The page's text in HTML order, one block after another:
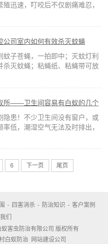
殖迅速，叮咬后不仅剧痛难忍，
公司室内如何有效杀灭蚊蝇
蚊子苍蝇，一拍即中；灭蚊灯利
杀灭蚊蝇；粘蝇纸、粘蝇带可放
所——卫生间容易有白蚁的几个
隐患！不少卫生间没有窗户，或
率低，潮湿空气无法及时排出，
6 下一页 尾页
- 四害消杀 - 防治知识 - 客户案例
们
害虫防治有限公司 版权所有
白蚁防治 网站建设公司